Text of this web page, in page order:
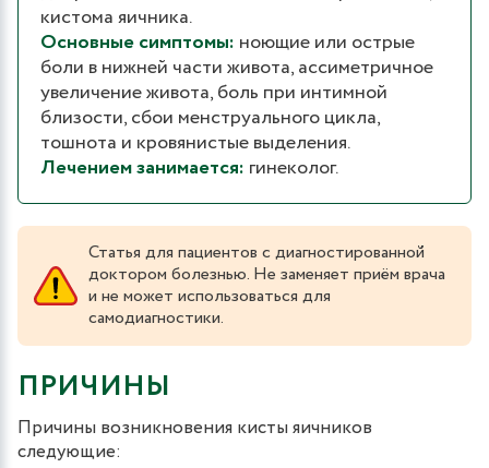
кистома яичника.
Основные симптомы: ноющие или острые
боли в нижней части живота, ассиметричное
увеличение живота, боль при интимной
близости, сбои менструального цикла,
тошнота и кровянистые выделения.
Лечением занимается: гинеколог.
Статья для пациентов с диагностированной
доктором болезнью. Не заменяет приём врача
и не может использоваться для
самодиагностики.
ПРИЧИНЫ
Причины возникновения кисты яичников
следующие: